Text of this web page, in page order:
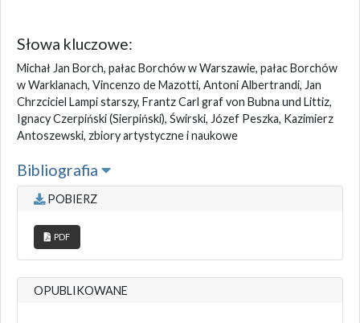
Słowa kluczowe:
Michał Jan Borch, pałac Borchów w Warszawie, pałac Borchów
w Warklanach, Vincenzo de Mazotti, Antoni Albertrandi, Jan
Chrzciciel Lampi starszy, Frantz Carl graf von Bubna und Littiz,
Ignacy Czerpiński (Sierpiński), Świrski, Józef Peszka, Kazimierz
Antoszewski, zbiory artystyczne i naukowe
Bibliografia
POBIERZ
PDF
OPUBLIKOWANE